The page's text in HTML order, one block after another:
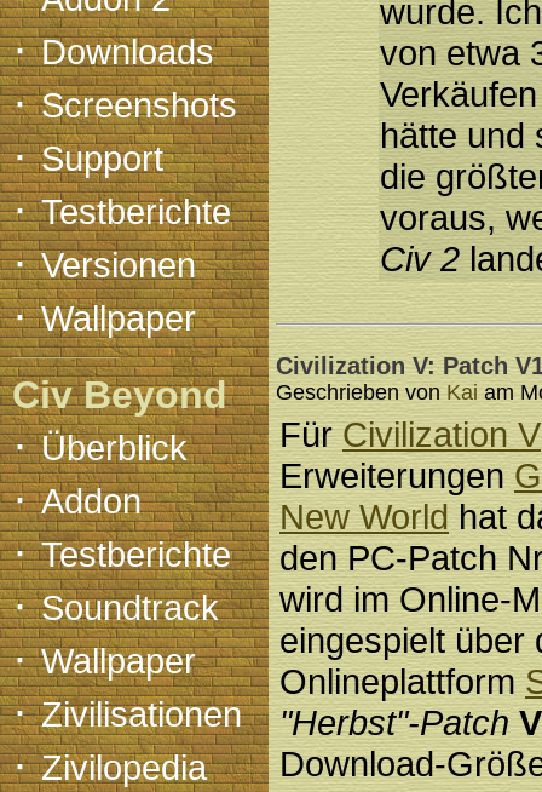
·Downloads
·Screenshots
·Support
·Testberichte
·Versionen
·Wallpaper
Civ Beyond
·Überblick
·Addon
·Testberichte
·Soundtrack
·Wallpaper
·Zivilisationen
·Zivilopedia
wurde.
von etwa
hätte und
die
voraus,
Civ 2
Civilization V: Patch
Geschrieben vonKai am
FürCivilization V
Erweiterungen
New Worldhat
den PC-Patch
wird im Online-
eingespielt über
Onlineplattform
"Herbst"-Patch
Download-